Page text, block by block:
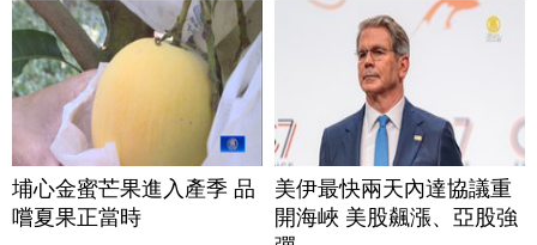
埔心金蜜芒果進入產季 品
嚐夏果正當時
美伊最快兩天內達協議重
開海峽 美股飆漲、亞股強